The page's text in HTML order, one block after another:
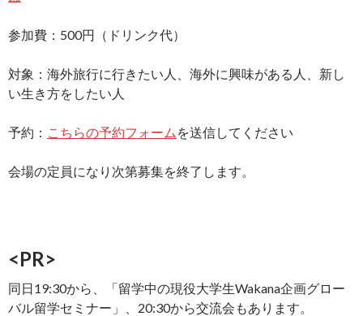
参加費：500円（ドリンク代）
対象：海外旅行に行きたい人、海外に興味がある人、新し
い生き方をしたい人
予約： こちらの予約フォーム を送信してください
会場の定員になり次第募集を終了します。
<PR>
同日19:30から、「留学中の現役大学生Wakana企画グロー
バル留学セミナー」、20:30から交流会もあります。